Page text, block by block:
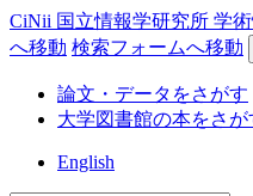
CiNii 国立情報学研究所 学
へ移動 検索フォームへ移動
論文・データをさがす
大学図書館の本をさが
English